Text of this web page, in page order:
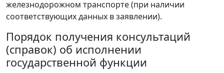
железнодорожном транспорте (при наличии
соответствующих данных в заявлении).
Порядок получения консультаций
(справок) об исполнении
государственной функции